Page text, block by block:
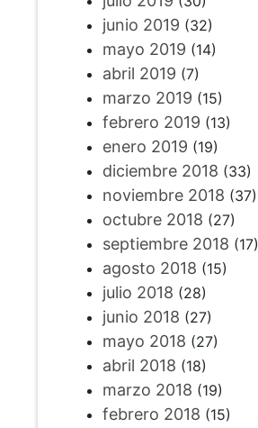
junio 2019 (32)
mayo 2019 (14)
abril 2019 (7)
marzo 2019 (15)
febrero 2019 (13)
enero 2019 (19)
diciembre 2018 (33)
noviembre 2018 (37)
octubre 2018 (27)
septiembre 2018 (17)
agosto 2018 (15)
julio 2018 (28)
junio 2018 (27)
mayo 2018 (27)
abril 2018 (18)
marzo 2018 (19)
febrero 2018 (15)